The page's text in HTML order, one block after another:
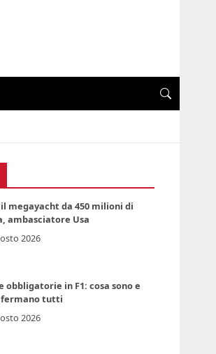
megayacht da 450 milioni di
ambasciatore Usa
2026
obbligatorie in F1: cosa sono e
fermano tutti
2026